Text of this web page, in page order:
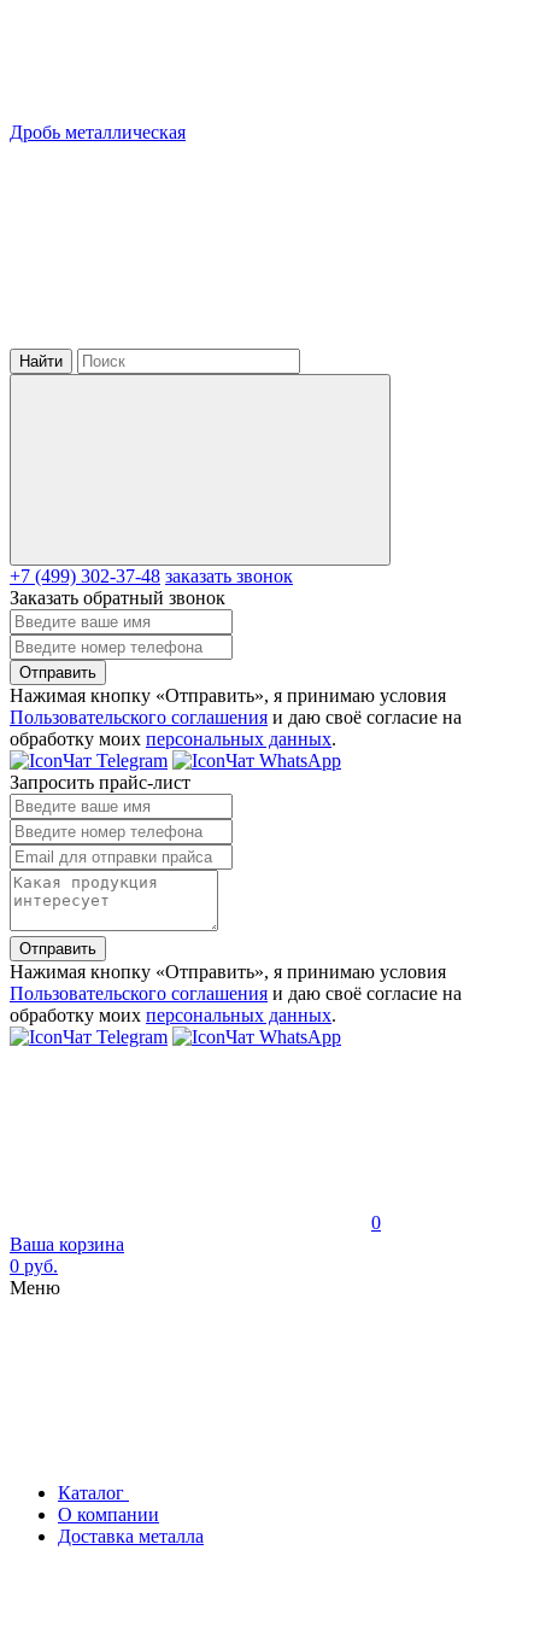
Дробь металлическая
Найти
+7 (499) 302-37-48 заказать звонок
Заказать обратный звонок
Отправить
Нажимая кнопку «Отправить», я принимаю условия
Пользовательского соглашения и даю своё согласие на
обработку моих персональных данных.
Чат Telegram
Чат WhatsApp
Запросить прайс-лист
Отправить
Нажимая кнопку «Отправить», я принимаю условия
Пользовательского соглашения и даю своё согласие на
обработку моих персональных данных.
Чат Telegram
Чат WhatsApp
0
Ваша корзина
0 руб.
Меню
Каталог
О компании
Доставка металла